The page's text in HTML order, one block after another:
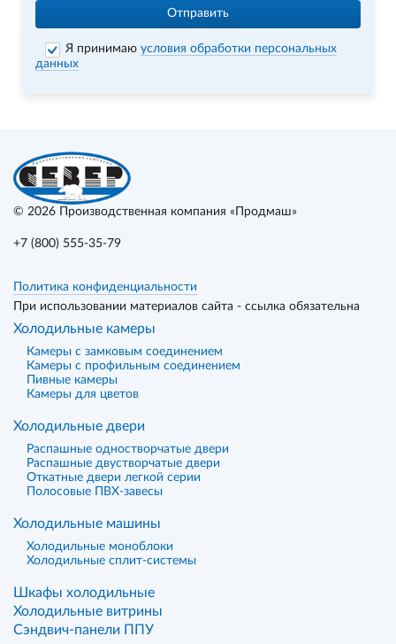
Отправить
Я принимаюусловия обработки персональных
данных
© 2026 Производственная компания «Продмаш»
+7 (800) 555-35-79
Политика конфиденциальности
При использовании материалов сайта - ссылка обязательна
Холодильные камеры
Камеры с замковым соединением
Камеры с профильным соединением
Пивные камеры
Камеры для цветов
Холодильные двери
Распашные одностворчатые двери
Распашные двустворчатые двери
Откатные двери легкой серии
Полосовые ПВХ-завесы
Холодильные машины
Холодильные моноблоки
Холодильные сплит-системы
Шкафы холодильные
Холодильные витрины
Сэндвич-панели ППУ